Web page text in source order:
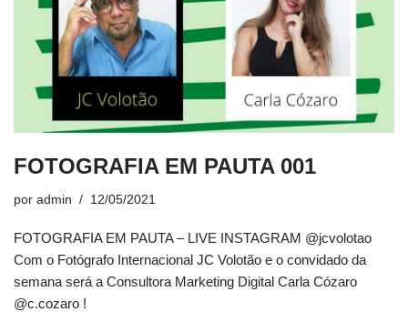
FOTOGRAFIA EM PAUTA 001
por admin 12/05/2021
FOTOGRAFIA EM PAUTA – LIVE INSTAGRAM @jcvolotao
Com o Fotógrafo Internacional JC Volotão e o convidado da
semana será a Consultora Marketing Digital Carla Cózaro
@c.cozaro !